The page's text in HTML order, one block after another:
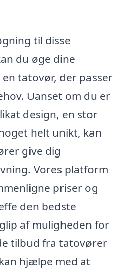
til disse
du øge dine
tatovør, der passer
Uanset om du er
design, en stor
helt unikt, kan
give dig
Vores platform
priser og
den bedste
af muligheden for
tilbud fra tatovører
hjælpe med at